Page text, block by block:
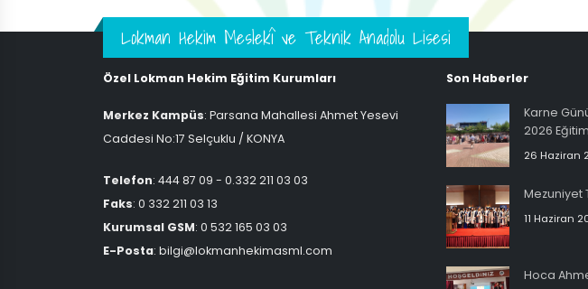
Lokman Hekim Meslekî ve Teknik Anadolu Lisesi
Özel Lokman Hekim Eğitim Kurumları
Merkez Kampüs: Parsana Mahallesi Ahmet Yesevi
Caddesi No:17 Selçuklu / KONYA
Telefon: 444 87 09 - 0.332 211 03 03
Faks: 0 332 211 03 13
Kurumsal GSM: 0 532 165 03 03
E-Posta: bilgi@lokmanhekimasml.com
Son Haberler
Karne
2026
Dönem
26 Haziran
Mezuniyet
11 Haziran
Hoca